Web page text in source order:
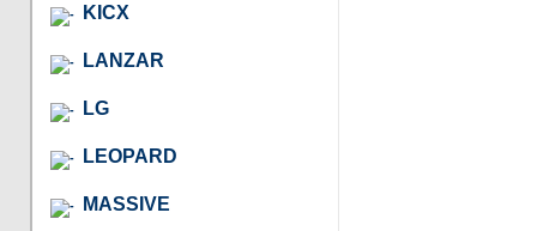
KICX
LANZAR
LG
LEOPARD
MASSIVE